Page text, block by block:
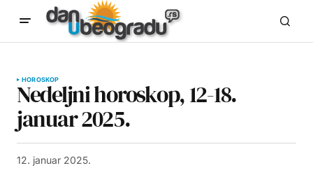
HOROSKOP
Nedeljni horoskop, 12-18.
januar 2025.
12. januar 2025.